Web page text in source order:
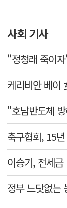
사회 기사